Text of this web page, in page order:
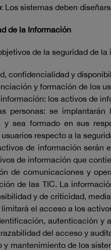
: Los sistemas deben
de la Información
de la seguridad de
confidencialidad y
y formación de los
los activos de
personas: se
y sea formado en sus
respecto a la
de información serán
de información que
de comunicaciones y
de las TIC. La
y de criticidad,
el acceso a los
autenticación y
del acceso y
y mantenimiento de los